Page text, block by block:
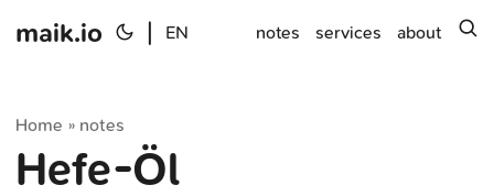
maik.io EN notes services about
Home » notes
Hefe-Öl